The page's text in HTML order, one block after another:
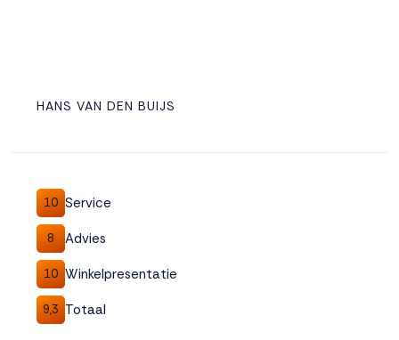
HANS VAN DEN BUIJS
10 Service
8 Advies
10 Winkelpresentatie
9,3 Totaal